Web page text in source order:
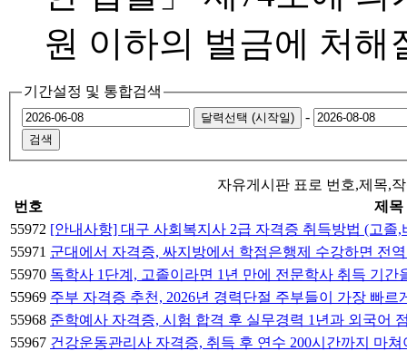
원 이하의 벌금에 처해
기간설정 및 통합검색
달력선택 (시작일) -
자유게시판 표로 번호,제목,
번호
제목
55972 [안내사항] 대구 사회복지사 2급 자격증 취득방법 (고
55971 군대에서 자격증, 싸지방에서 학점은행제 수강하면 전
55970 독학사 1단계, 고졸이라면 1년 만에 전문학사 취득 기
55969 주부 자격증 추천, 2026년 경력단절 주부들이 가장 빠
55968 준학예사 자격증, 시험 합격 후 실무경력 1년과 외국어
55967 건강운동관리사 자격증, 취득 후 연수 200시간까지 마